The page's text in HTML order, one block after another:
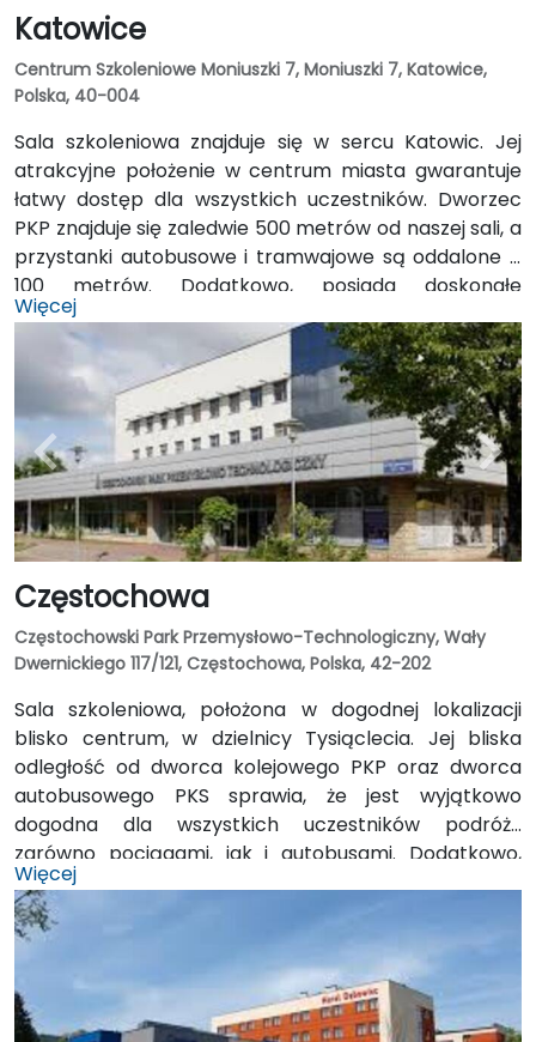
Katowice
Centrum Szkoleniowe Moniuszki 7, Moniuszki 7, Katowice,
Polska, 40-004
Sala szkoleniowa znajduje się w sercu Katowic. Jej
atrakcyjne położenie w centrum miasta gwarantuje
łatwy dostęp dla wszystkich uczestników. Dworzec
PKP znajduje się zaledwie 500 metrów od naszej sali, a
przystanki autobusowe i tramwajowe są oddalone o
100 metrów. Dodatkowo, posiada doskonałe
połączenie z trasą wylotową w kierunku autostrady
A4 Kraków - Wrocław oraz lotniskiem w Pyrzowicach,
co czyni obiekt idealnym miejscem dla uczestników
przybywających z różnych stron Polski jak i z
zagranicy.
Więcej
Częstochowa
Częstochowski Park Przemysłowo-Technologiczny, Wały
Dwernickiego 117/121, Częstochowa, Polska, 42-202
Sala szkoleniowa, położona w dogodnej lokalizacji
blisko centrum, w dzielnicy Tysiąclecia. Jej bliska
odległość od dworca kolejowego PKP oraz dworca
autobusowego PKS sprawia, że jest wyjątkowo
dogodna dla wszystkich uczestników podróży
zarówno pociągami, jak i autobusami. Dodatkowo,
sala wyposażona jest w klimatyzację, internet Wi-Fi,
projektor, ekran wbudowany, flipchart oraz mikser
audio, co zapewnia sprzyjające warunki do
efektywnego prowadzenia szkolenia oraz komfort
uczestników.
Więcej